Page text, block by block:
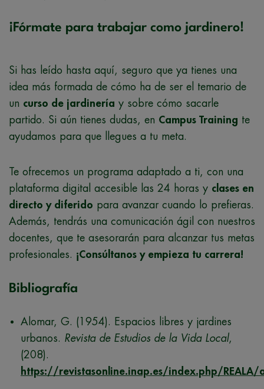
¡Fórmate para trabajar como jardinero!
Si has leído hasta aquí, seguro que ya tienes una
idea más formada de cómo ha de ser el temario de
un curso de jardinería y sobre cómo sacarle
partido. Si aún tienes dudas, en Campus Training te
ayudamos para que llegues a tu meta.
Te ofrecemos un programa adaptado a ti, con una
plataforma digital accesible las 24 horas y clases en
directo y diferido para avanzar cuando lo prefieras.
Además, tendrás una comunicación ágil con nuestros
docentes, que te asesorarán para alcanzar tus metas
profesionales. ¡Consúltanos y empieza tu carrera!
Bibliografía
Alomar, G. (1954). Espacios libres y jardines
urbanos. Revista de Estudios de la Vida Local,
(208).
https://revistasonline.inap.es/index.php/